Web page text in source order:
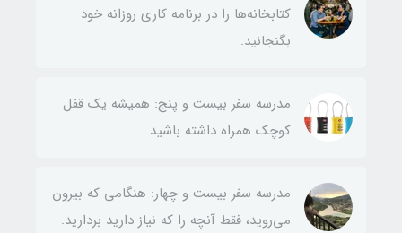
کتابخانه‌ها را در برنامه کاری روزانه خود
بگنجانید.
مدرسه سفر بیست و پنج: همیشه یک قفل
کوچک همراه داشته باشید.
مدرسه سفر بیست و چهار: هنگامی که بیرون
می‌روید، فقط آنچه را که نیاز دارید بردارید.